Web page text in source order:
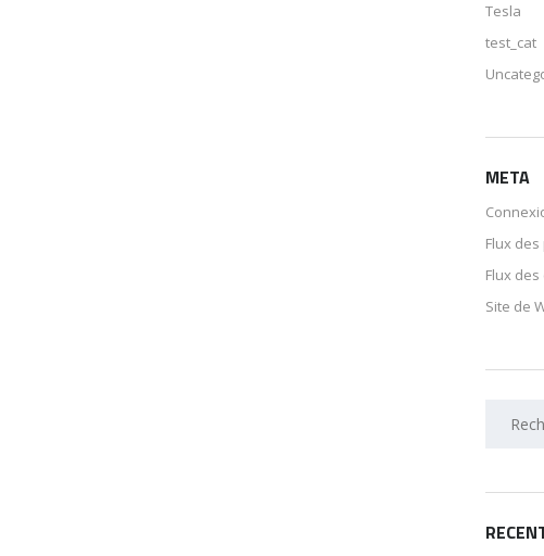
Tesla
test_cat
META
Flux
Flux
Site de